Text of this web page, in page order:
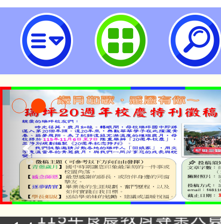
濕地保育資訊網（https://
tw.nps.gov.tw）自114年9月1日
家公園署相關網站-桃園市立瑞坪
淨零綠生活教案入校路
會